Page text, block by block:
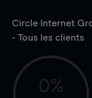
Circle Internet
- Tous les clients
0%